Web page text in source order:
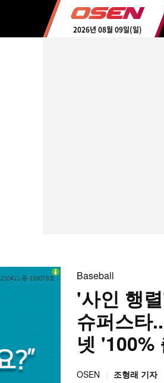
2026년 08월 09일(일)
Baseball
'사인 행
슈퍼스타
넷 '100%
OSEN 조형래 기자